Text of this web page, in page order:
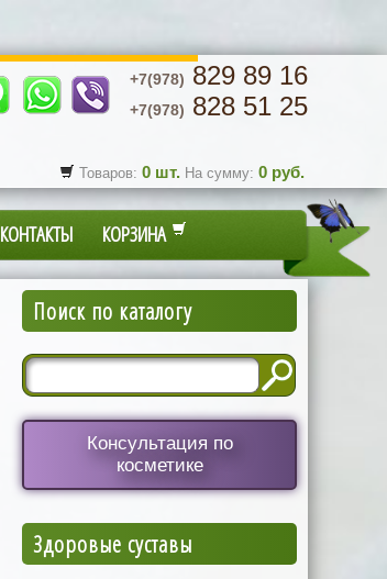
+7(978) 829 89 16
+7(978) 828 51 25
Товаров: 0 шт. На сумму: 0 руб.
КОНТАКТЫ КОРЗИНА
Поиск по каталогу
Консультация по
косметике
Здоровые суставы